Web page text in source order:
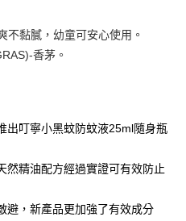
不黏膩，幼童可安心使用。
香茅。
出叮寧小黑蚊防蚊液25ml隨身瓶
然精油配方經過實證可有效防止
避，新產品更加強了有效成分